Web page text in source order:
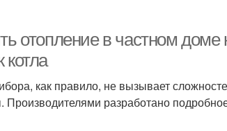
отопление в частном доме
как правило, не вызывает
Производителями разработано